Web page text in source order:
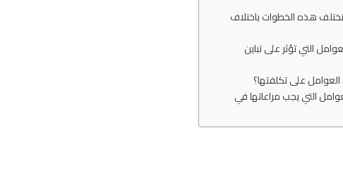
هذه الخطوات باختلاف
التي تؤثر على تباين
على تكلفتها؟
التي يجب مراعاتها في